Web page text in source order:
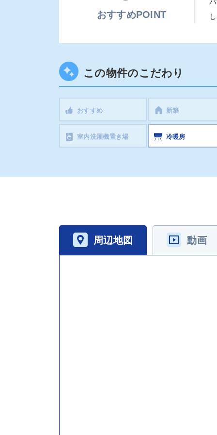
おすすめPOINT
この物件のこだわり
おすすめ 新築
室内洗濯機置き場 冷暖房
周辺地図 動画